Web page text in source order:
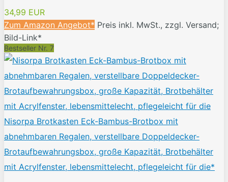
34,99 EUR
Zum Amazon Angebot* Preis inkl. MwSt., zzgl. Versand;
Bild-Link*
Bestseller Nr. 7
Nisorpa Brotkasten Eck-Bambus-Brotbox mit
abnehmbaren Regalen, verstellbare Doppeldecker-
Brotaufbewahrungsbox, große Kapazität, Brotbehälter
mit Acrylfenster, lebensmittelecht, pflegeleicht für die*